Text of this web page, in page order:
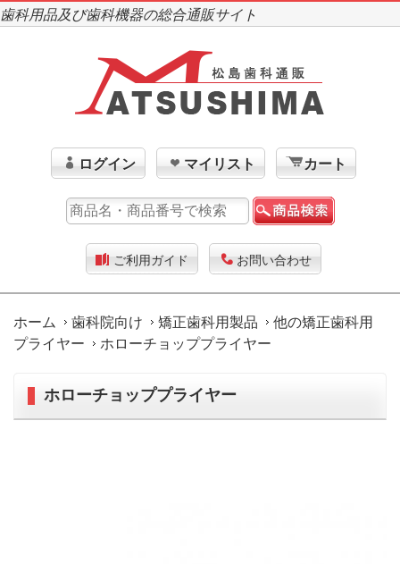
歯科用品及び歯科機器の総合通販サイト
ログイン マイリスト カート
ご利用ガイド お問い合わせ
ホーム 歯科院向け 矯正歯科用製品
他の矯正歯科用
プライヤー
ホローチョッププライヤー
ホローチョッププライヤー